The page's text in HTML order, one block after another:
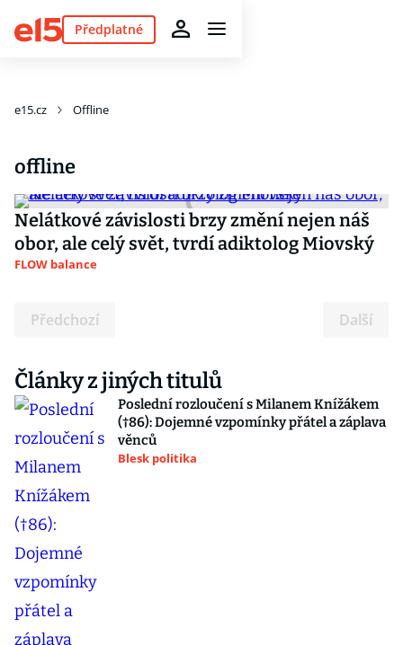
Předplatné
e15.cz Offline
offline
Nelátkové závislosti brzy změní nejen náš
obor, ale celý svět, tvrdí adiktolog Miovský
FLOW balance
Předchozí Další
Články z jiných titulů
Poslední rozloučení s Milanem Knížákem
(†86): Dojemné vzpomínky přátel a záplava
věnců
Blesk politika